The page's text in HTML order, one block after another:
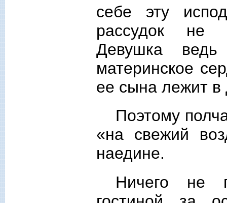
себе эту
рассудок не
Девушка
материнское
ее сына лежит в
Поэтому
«на свежий
наедине.
Ничего не